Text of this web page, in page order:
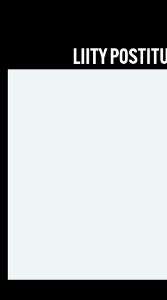
LIITY